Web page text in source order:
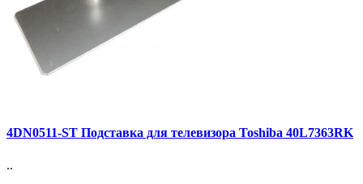
4DN0511-ST Подставка для телевизора Toshiba 40L7363RK
..